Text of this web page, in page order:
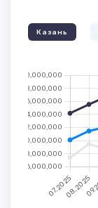
Казань